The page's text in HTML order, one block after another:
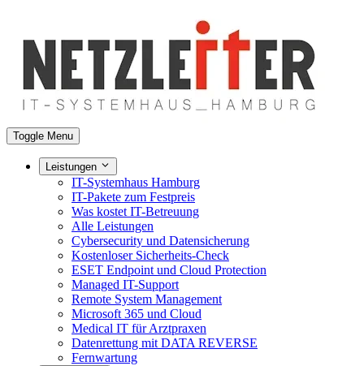
Toggle Menu
Leistungen
IT-Systemhaus Hamburg
IT-Pakete zum Festpreis
Was kostet IT-Betreuung
Alle Leistungen
Cybersecurity und Datensicherung
Kostenloser Sicherheits-Check
ESET Endpoint und Cloud Protection
Managed IT-Support
Remote System Management
Microsoft 365 und Cloud
Medical IT für Arztpraxen
Datenrettung mit DATA REVERSE
Fernwartung